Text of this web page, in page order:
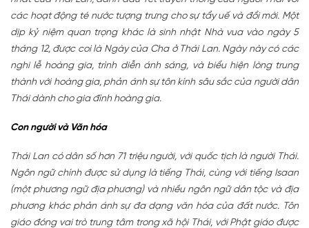
các hoạt động té nước tượng trưng cho sự tẩy uế và đổi mới. Một
dịp kỷ niệm quan trọng khác là sinh nhật Nhà vua vào ngày 5
tháng 12, được coi là Ngày của Cha ở Thái Lan. Ngày này có các
nghi lễ hoàng gia, trình diễn ánh sáng, và biểu hiện lòng trung
thành với hoàng gia, phản ánh sự tôn kính sâu sắc của người dân
Thái dành cho gia đình hoàng gia.
Con người và Văn hóa
Thái Lan có dân số hơn 71 triệu người, với quốc tịch là người Thái.
Ngôn ngữ chính được sử dụng là tiếng Thái, cùng với tiếng Isaan
(một phương ngữ địa phương) và nhiều ngôn ngữ dân tộc và địa
phương khác phản ánh sự đa dạng văn hóa của đất nước. Tôn
giáo đóng vai trò trung tâm trong xã hội Thái, với Phật giáo được